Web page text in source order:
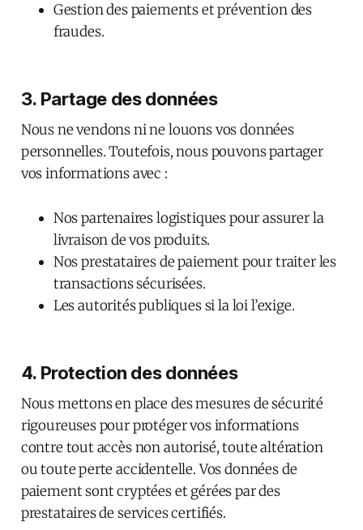
Gestion des paiements et prévention des
fraudes.
3. Partage des données
Nous ne vendons ni ne louons vos données
personnelles. Toutefois, nous pouvons partager
vos informations avec :
Nos partenaires logistiques pour assurer la
livraison de vos produits.
Nos prestataires de paiement pour traiter les
transactions sécurisées.
Les autorités publiques si la loi l’exige.
4. Protection des données
Nous mettons en place des mesures de sécurité
rigoureuses pour protéger vos informations
contre tout accès non autorisé, toute altération
ou toute perte accidentelle. Vos données de
paiement sont cryptées et gérées par des
prestataires de services certifiés.